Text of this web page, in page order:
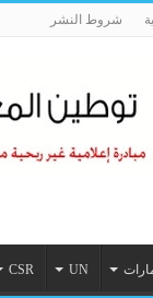
شروط النشر
UN
CSR